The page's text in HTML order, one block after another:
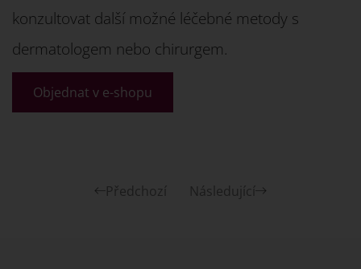
konzultovat další možné léčebné metody s
dermatologem nebo chirurgem.
Objednat v e-shopu
Předchozí Následující